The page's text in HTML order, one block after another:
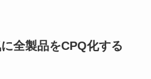
全製品をCPQ化する